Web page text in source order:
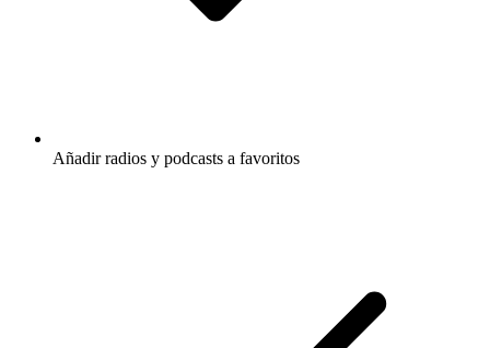
Añadir radios y podcasts a favoritos